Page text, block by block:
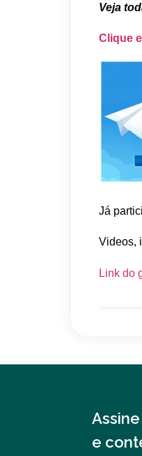
Veja
Clique
Já
Videos,
Link do
e